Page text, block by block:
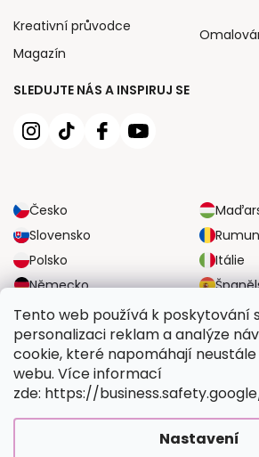
Tento web používá k poskytování
personalizaci reklam a analýze
cookie, které napomáhají
webu. Více informací
zde: https://
Nastavení
SLEDUJTE NÁS A INSPIRUJ SE
Česko
Slovensko
Polsko
Itálie
Německo
Velká Británie
Kreativní průvodce
Magazín
SPOLEHLIVÉ MOŽNOSTI DOPRAVY
BEZPEČNÉ MOŽNOSTI PLATBY